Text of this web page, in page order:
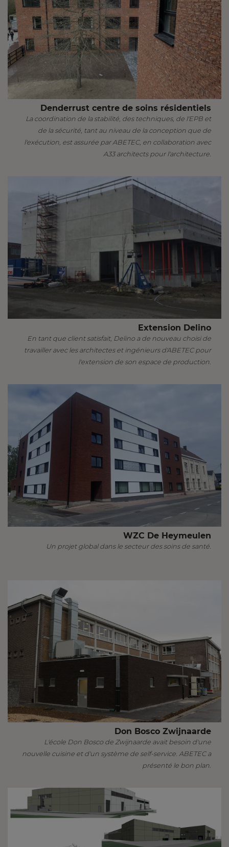
Denderrust centre de soins résidentiels
La coordination de la stabilité, des techniques, de l'EPB et
de la sécurité, tant au niveau de la conception que de
l'exécution, est assurée par ABETEC, en collaboration avec
A33 architects pour l'architecture.
Extension Delino
En tant que client satisfait, Delino a de nouveau choisi de
travailler avec les architectes et ingénieurs d'ABETEC pour
l'extension de son espace de production.
WZC De Heymeulen
Un projet global dans le secteur des soins de santé.
Don Bosco Zwijnaarde
L'école Don Bosco de Zwijnaarde avait besoin d'une
nouvelle cuisine et d'un système de self-service. ABETEC a
présenté le bon plan.